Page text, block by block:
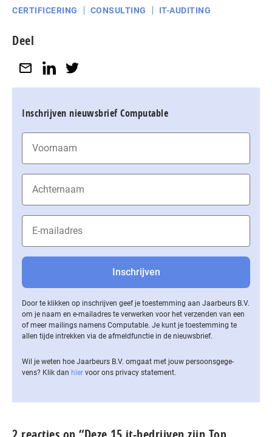
CERTIFICERING CONSULTING IT-AUDITING
Deel
Inschrijven nieuwsbrief Computable
Door te klikken op inschrijven geef je toestemming aan Jaarbeurs B.V.
om je naam en e-mailadres te verwerken voor het verzenden van een
of meer mailings namens Computable. Je kunt je toestemming te
allen tijde intrekken via de af­meld­func­tie in de nieuwsbrief.
Wil je weten hoe Jaarbeurs B.V. omgaat met jouw per­soons­ge­ge­
vens? Klik dan hier voor ons privacy statement.